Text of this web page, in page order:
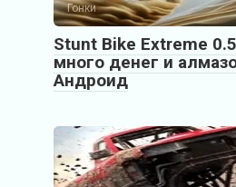
Гонки
Stunt Bike Extreme
много денег и
Андроид